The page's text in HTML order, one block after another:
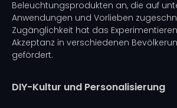
Beleuchtungsprodukten an, die auf
Anwendungen und Vorlieben
Zugänglichkeit hat das
Akzeptanz in verschiedenen
gefördert.
DIY-Kultur und Personalisierung